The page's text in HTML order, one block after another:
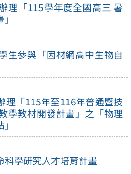
理「115學年度全國高三 暑
生參與「因材網高中生物自
理「115年至116年普通暨技
學教材開發計畫」之「物理
科學研究人才培育計畫